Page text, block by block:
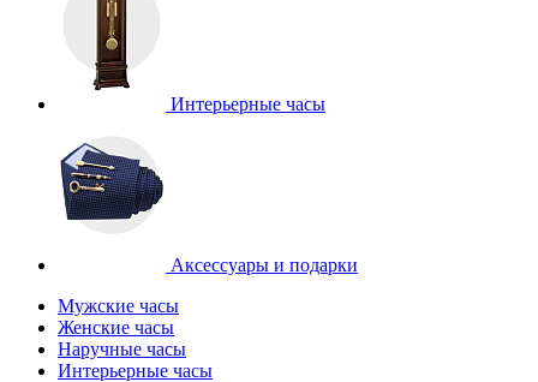
Интерьерные часы
Аксессуары и подарки
Мужские часы
Женские часы
Наручные часы
Интерьерные часы